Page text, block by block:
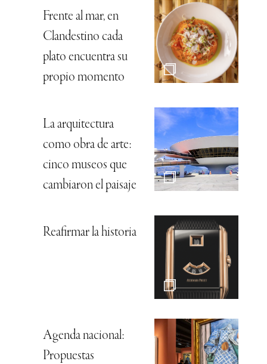
Frente al mar, en
Clandestino cada
plato encuentra su
propio momento
La arquitectura
como obra de arte:
cinco museos que
cambiaron el paisaje
Reafirmar la historia
Agenda nacional:
Propuestas